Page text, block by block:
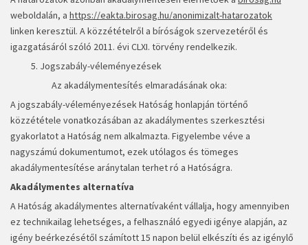
weboldalán, a https://eakta.birosag.hu/anonimizalt-hatarozatok
linken keresztül. A közzétételről a bíróságok szervezetéről és
igazgatásáról szóló 2011. évi CLXI. törvény rendelkezik.
5. Jogszabály-véleményezések
Az akadálymentesítés elmaradásának oka:
A jogszabály-véleményezések Hatóság honlapján történő
közzététele vonatkozásában az akadálymentes szerkesztési
gyakorlatot a Hatóság nem alkalmazta. Figyelembe véve a
nagyszámú dokumentumot, ezek utólagos és tömeges
akadálymentesítése aránytalan terhet ró a Hatóságra.
Akadálymentes alternatíva
A Hatóság akadálymentes alternatívaként vállalja, hogy amennyiben
ez technikailag lehetséges, a felhasználó egyedi igénye alapján, az
igény beérkezésétől számított 15 napon belül elkészíti és az igénylő